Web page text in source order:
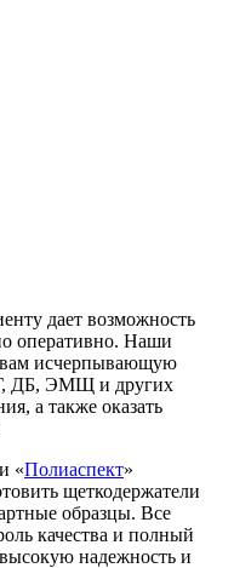
дает возможность
оперативно. Наши
вам исчерпывающую
ДБ, ЭМЩ и других
а также оказать
«Полиаспект»
щеткодержатели
образцы. Все
качества и полный
надежность и